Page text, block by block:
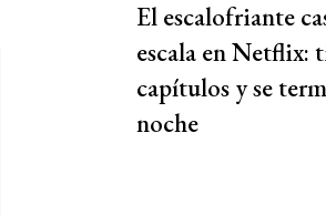
El escalofriante
escala en Netflix:
capítulos y se
noche